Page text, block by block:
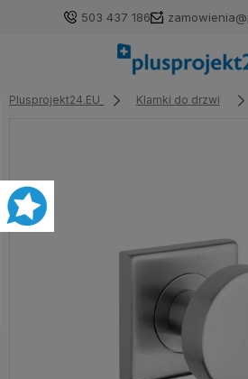
503 437 186
Wybierz coś dla siebie z naszej
zaloguj się, aby przywrócić
z poprzedniej
Plusprojekt24.EU Klamki do drzwi